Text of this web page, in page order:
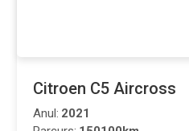
Citroen C5 Aircross
Anul: 2021